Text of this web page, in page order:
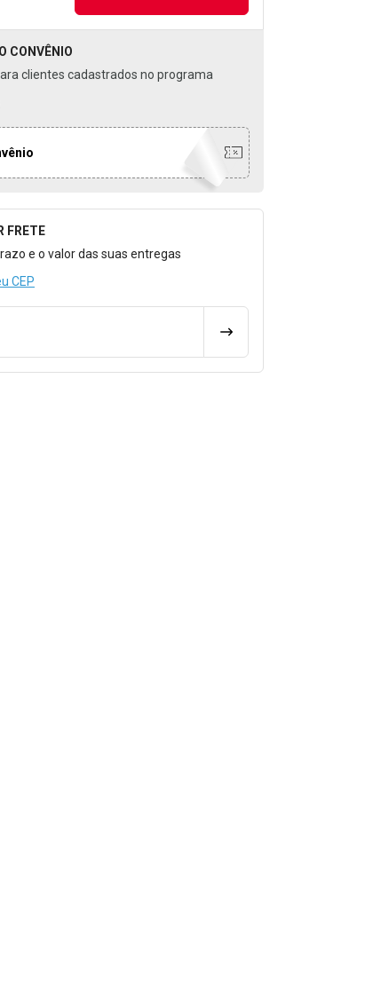
CONVÊNIO
clientes cadastrados no programa
Calcular o Frete
FRETE
e o valor das suas entregas
CEP
CALCULAR FRETE